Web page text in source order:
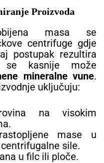
Proizvoda
masa se
centrifuge gdje
postupak rezultira
se kasnije može
mineralne vune.
uključuju:
na visokim
mase u
sile.
u filc ili ploče.